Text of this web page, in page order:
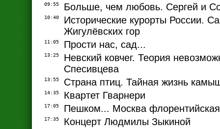
09:55 Больше, чем любовь. Сергей и
10:40
Исторические курорты России.
Жигулёвских гор
11:05 Прости нас, сад...
13:25
Невский ковчег. Теория
Спесивцева
13:55 Страна птиц. Тайная жизнь
14:35 Квартет Гварнери
17:05 Пешком... Москва флорентийская
17:35 Концерт Людмилы Зыкиной